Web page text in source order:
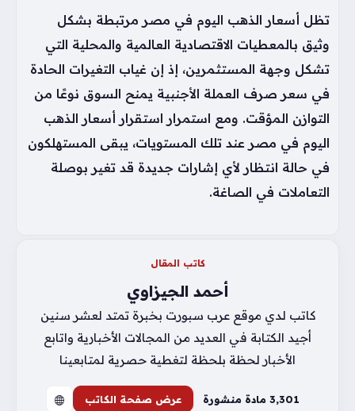
تظل أسعار الذهب اليوم في مصر مرتبطة بشكل
وثيق بالمعطيات الاقتصادية العالمية والمحلية التي
تشكل وجهة المستثمرين، إذ إن غياب التغيرات الحادة
في سعر صرف العملة الأجنبية يمنح السوق نوعًا من
التوازن المؤقت. ومع استمرار استقرار أسعار الذهب
اليوم في مصر عند تلك المستويات، يبقى المستهلكون
في حالة انتظار لأي إشارات جديدة قد تغير بوصلة
التعاملات في الصاغة.
كاتب المقال
أحمد الجيزاوي
كاتب لدي موقع عرب سبورت بخبرة تمتد لعشر سنين
أجيد الكتابة في العديد من المجالات الأخبارية واتابع
الأخبار لحظة بلحظة لتغطية حصرية لمتابعينا
3٬301 مادة منشورة عرض صفحة الكاتب